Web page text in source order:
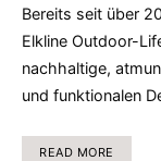
Bereits seit über
Elkline Outdoor-
nachhaltige,
und funktionalen
READ MORE